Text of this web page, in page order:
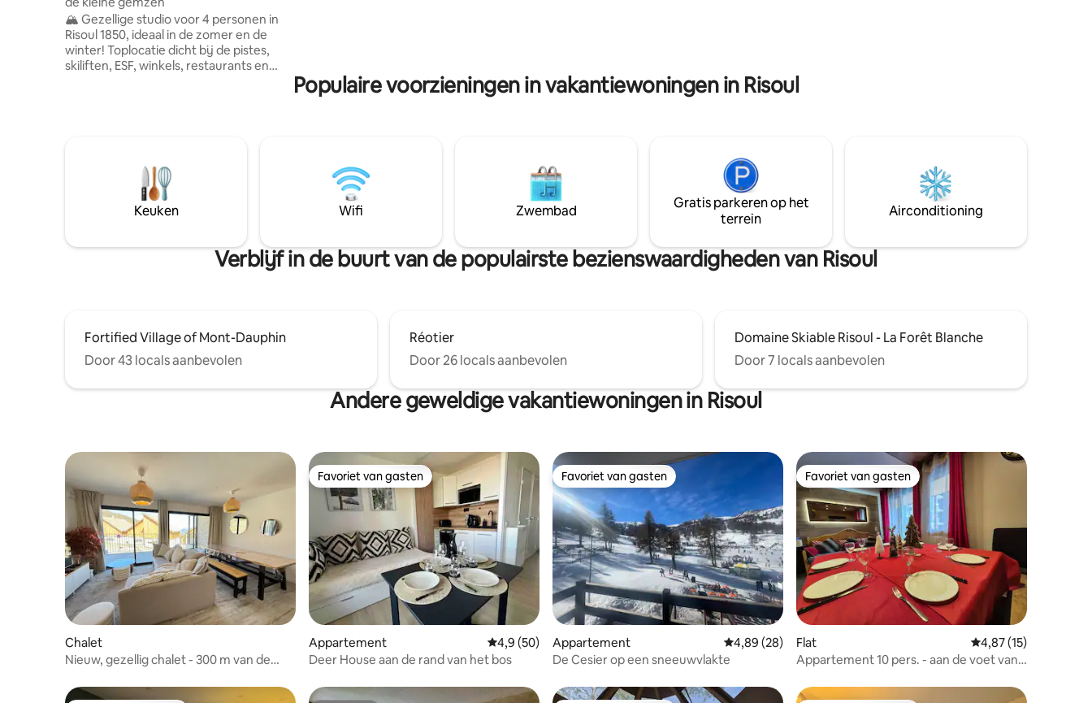
🏔️ Gezellige studio voor 4 personen in
Risoul 1850, ideaal in de zomer en de
winter! Toplocatie dicht bij de pistes,
skiliften, ESF, winkels, restaurants en
sneeuwschoenwandelen ☀️ Wandelen,
mountainbiken, natuur Perfect voor
vakantie voor gezinnen of
Populaire voorzieningen in vakantiewoningen in Risoul
Keuken Wifi Zwembad
Gratis parkeren op het
terrein
Airconditioning
Verblijf in de buurt van de populairste bezienswaardigheden van Risoul
Fortified Village of Mont-Dauphin
Door 43 locals aanbevolen
Réotier
Door 26 locals aanbevolen
Domaine Skiable Risoul - La Forêt Blanche
Door 7 locals aanbevolen
Andere geweldige vakantiewoningen in Risoul
Chalet
Nieuw, gezellig chalet - 300 m van de
Favoriet van gasten
Favoriet van gasten
Appartement Gemiddelde beoordeling van 4,9 op 5, 50 recensies
4,9 (50)
Deer House aan de rand van het bos
Favoriet van gasten
Favoriet van gasten
Appartement Gemiddelde beoordeling van 4,89 op 5, 28 recensies
4,89 (28)
De Cesier op een sneeuwvlakte
Favoriet van gasten
Favoriet van gasten
Flat Gemiddelde
4,87 (15)
Appartement 10 pers. - aan de voet van